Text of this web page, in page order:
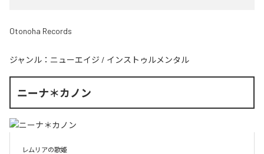
Otonoha Records
ジャンル： ニューエイジ / インストゥルメンタル
ニーナ＊カノン
レムリアの歌姫